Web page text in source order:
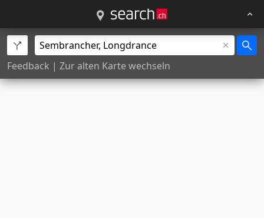
Feedback | Zur alten Karte wechseln